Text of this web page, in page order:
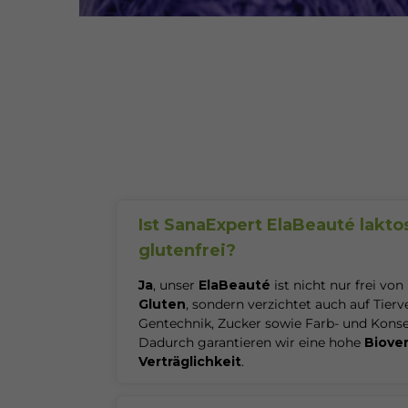
Ist SanaExpert ElaBeauté
glutenfrei?
Ja, unser ElaBeauté ist nicht nur frei von
Gluten, sondern verzichtet auch auf
Gentechnik, Zucker sowie Farb- und
Dadurch garantieren wir eine hohe
Verträglichkeit.